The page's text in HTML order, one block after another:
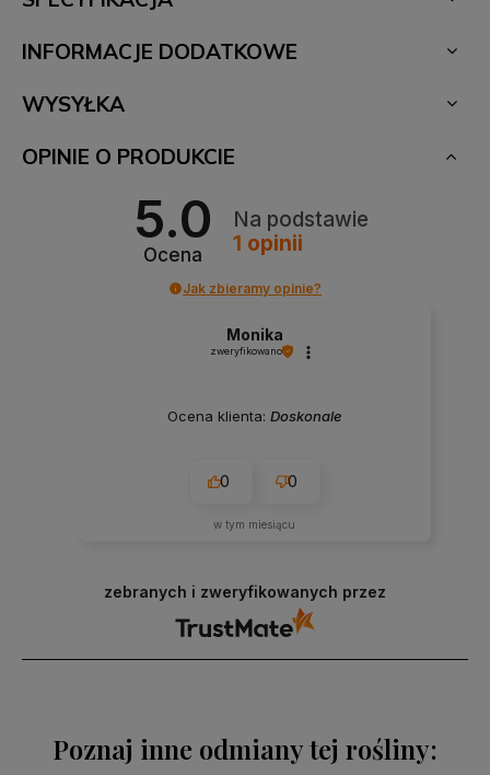
INFORMACJE DODATKOWE
WYSYŁKA
OPINIE O PRODUKCIE
5.0
Ocena
Na podstawie
1 opinii
Jak zbieramy opinie?
Monika
zweryfikowano
Ocena klienta: Doskonale
0 0
w tym miesiącu
zebranych i zweryfikowanych przez
Poznaj inne odmiany tej rośliny: